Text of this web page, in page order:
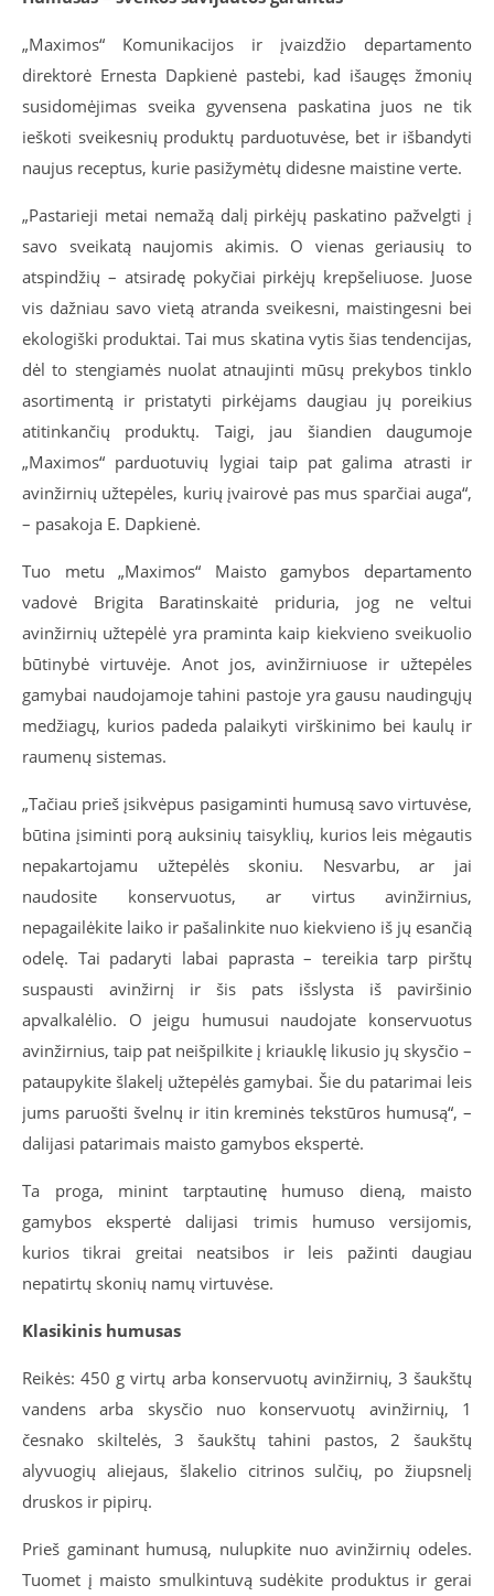
„Maximos“ Komunikacijos ir įvaizdžio departamento
direktorė Ernesta Dapkienė pastebi, kad išaugęs žmonių
susidomėjimas sveika gyvensena paskatina juos ne tik
ieškoti sveikesnių produktų parduotuvėse, bet ir išbandyti
naujus receptus, kurie pasižymėtų didesne maistine verte.
„Pastarieji metai nemažą dalį pirkėjų paskatino pažvelgti į
savo sveikatą naujomis akimis. O vienas geriausių to
atspindžių – atsiradę pokyčiai pirkėjų krepšeliuose. Juose
vis dažniau savo vietą atranda sveikesni, maistingesni bei
ekologiški produktai. Tai mus skatina vytis šias tendencijas,
dėl to stengiamės nuolat atnaujinti mūsų prekybos tinklo
asortimentą ir pristatyti pirkėjams daugiau jų poreikius
atitinkančių produktų. Taigi, jau šiandien daugumoje
„Maximos“ parduotuvių lygiai taip pat galima atrasti ir
avinžirnių užtepėles, kurių įvairovė pas mus sparčiai auga“,
– pasakoja E. Dapkienė.
Tuo metu „Maximos“ Maisto gamybos departamento
vadovė Brigita Baratinskaitė priduria, jog ne veltui
avinžirnių užtepėlė yra praminta kaip kiekvieno sveikuolio
būtinybė virtuvėje. Anot jos, avinžirniuose ir užtepėles
gamybai naudojamoje tahini pastoje yra gausu naudingųjų
medžiagų, kurios padeda palaikyti virškinimo bei kaulų ir
raumenų sistemas.
„Tačiau prieš įsikvėpus pasigaminti humusą savo virtuvėse,
būtina įsiminti porą auksinių taisyklių, kurios leis mėgautis
nepakartojamu užtepėlės skoniu. Nesvarbu, ar jai
naudosite konservuotus, ar virtus avinžirnius,
nepagailėkite laiko ir pašalinkite nuo kiekvieno iš jų esančią
odelę. Tai padaryti labai paprasta – tereikia tarp pirštų
suspausti avinžirnį ir šis pats išslysta iš paviršinio
apvalkalėlio. O jeigu humusui naudojate konservuotus
avinžirnius, taip pat neišpilkite į kriauklę likusio jų skysčio –
pataupykite šlakelį užtepėlės gamybai. Šie du patarimai leis
jums paruošti švelnų ir itin kreminės tekstūros humusą“, –
dalijasi patarimais maisto gamybos ekspertė.
Ta proga, minint tarptautinę humuso dieną, maisto
gamybos ekspertė dalijasi trimis humuso versijomis,
kurios tikrai greitai neatsibos ir leis pažinti daugiau
nepatirtų skonių namų virtuvėse.
Klasikinis humusas
Reikės: 450 g virtų arba konservuotų avinžirnių, 3 šaukštų
vandens arba skysčio nuo konservuotų avinžirnių, 1
česnako skiltelės, 3 šaukštų tahini pastos, 2 šaukštų
alyvuogių aliejaus, šlakelio citrinos sulčių, po žiupsnelį
druskos ir pipirų.
Prieš gaminant humusą, nulupkite nuo avinžirnių odeles.
Tuomet į maisto smulkintuvą sudėkite produktus ir gerai